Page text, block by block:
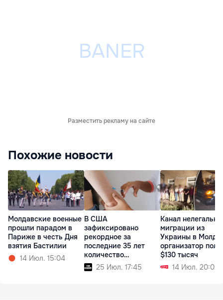
Разместить рекламу на сайте
Похожие новости
Молдавские военные
прошли парадом в
Париже в честь Дня
взятия Бастилии
14 Июл. 15:04
В США
зафиксировано
рекордное за
последние 35 лет
количество
заболевших корью
25 Июл. 17:45
Канал
миграции из
Украины в
организатор
$130 тысяч
14 Июл. 20:09